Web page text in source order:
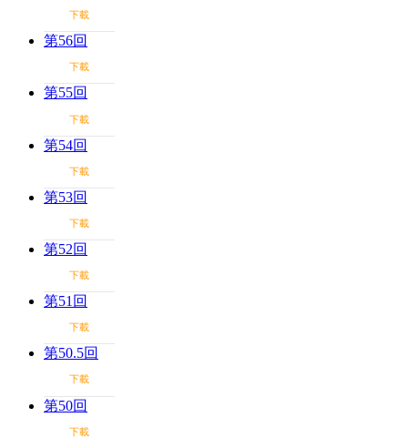
下載
第56回
下載
第55回
下載
第54回
下載
第53回
下載
第52回
下載
第51回
下載
第50.5回
下載
第50回
下載